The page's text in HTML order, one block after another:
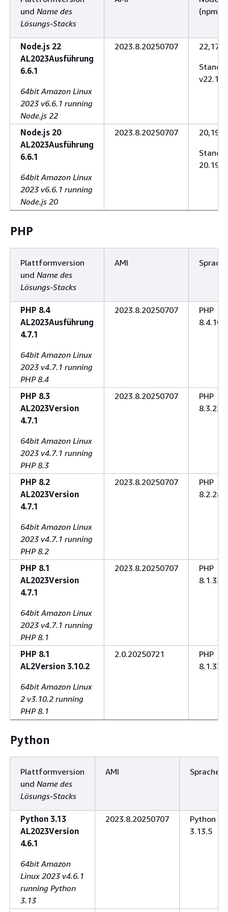
und Name des
Lösungs-Stacks
(npm-
Node.js 22
AL2023Ausführung
6.6.1
64bit Amazon Linux
2023 v6.6.1 running
Node.js 22
2023.8.20250707
Node.js 20
AL2023Ausführung
6.6.1
64bit Amazon Linux
2023 v6.6.1 running
Node.js 20
2023.8.20250707
20.19.2
PHP
Plattformversion
und Name des
Lösungs-Stacks
AMI
PHP 8.4
AL2023Ausführung
4.7.1
64bit Amazon Linux
2023 v4.7.1 running
PHP 8.4
2023.8.20250707
PHP
8.4.10
PHP 8.3
AL2023Version
4.7.1
64bit Amazon Linux
2023 v4.7.1 running
PHP 8.3
2023.8.20250707
PHP
8.3.22
PHP 8.2
AL2023Version
4.7.1
64bit Amazon Linux
2023 v4.7.1 running
PHP 8.2
2023.8.20250707
PHP
8.2.28
PHP 8.1
AL2023Version
4.7.1
64bit Amazon Linux
2023 v4.7.1 running
PHP 8.1
2023.8.20250707
PHP
8.1.32
PHP 8.1
AL2Version 3.10.2
64bit Amazon Linux
2 v3.10.2 running
PHP 8.1
2.0.20250721
PHP
8.1.33
Python
Plattformversion
und Name des
Lösungs-Stacks
AMI Sprache
Python 3.13
AL2023Version
4.6.1
64bit Amazon
Linux 2023 v4.6.1
running Python
3.13
2023.8.20250707
Python
3.13.5